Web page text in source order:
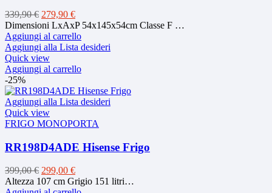
339,90€ Il
prezzo
originale
era:
339,90 €.
279,90 €Il
prezzo
attuale
è:
Dimensioni LxAxP 54x145x54cm Classe F …
Aggiungi al carrello
Aggiungi alla Lista desideri
Quick view
Aggiungi al carrello
-25%
Aggiungi alla Lista desideri
Quick view
FRIGO MONOPORTA
RR198D4ADE Hisense Frigo
399,00€ Il
prezzo
299,00 €Il
prezzo
Altezza 107 cm Grigio 151 litri…